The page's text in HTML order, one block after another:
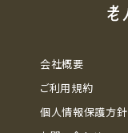
会社概要
ご利用規約
個人情報保護方針